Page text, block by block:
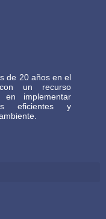
de 20 años en el
un recurso
en implementar
eficientes y